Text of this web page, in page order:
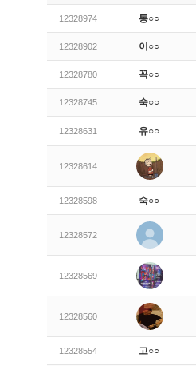
12328974 통○○
12328902 이○○
12328780 꼭○○
12328745 숙○○
12328631 유○○
12328614
12328598 숙○○
12328572
12328569
12328560
12328554 고○○